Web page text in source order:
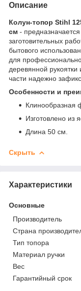
Описание
Колун-топор Stihl
см -
заготовительных
бытового
для
деревянной
части надежно
Особенности и
Клинообразная
Изготовлено из
Длина 50 см.
Скрыть
Характеристики
Основные
Производитель
Страна
Тип топора
Материал ручки
Вес
Гарантийный срок